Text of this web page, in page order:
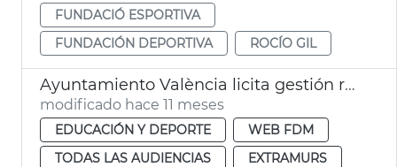
FUNDACIÓ ESPORTIVA
FUNDACIÓN DEPORTIVA
ROCÍO GIL
Ayuntamiento València licita gestión rehabilitación complejo deportivo Abastos
modificado hace 11 meses
EDUCACIÓN Y DEPORTE
WEB FDM
TODAS LAS AUDIENCIAS
EXTRAMURS